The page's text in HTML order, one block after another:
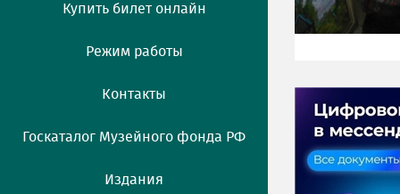
Купить билет онлайн
Режим работы
Контакты
Госкаталог Музейного фонда РФ
Издания